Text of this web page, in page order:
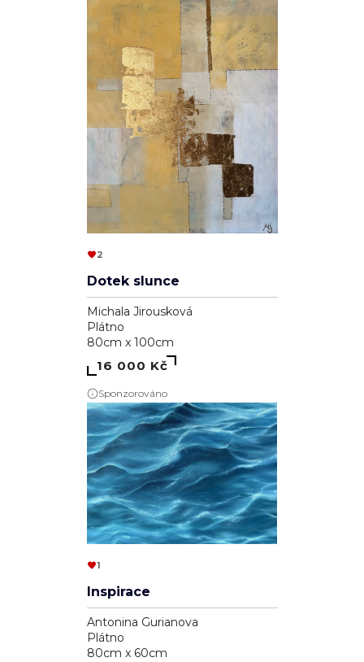
2
Dotek slunce
Michala Jirousková
Plátno
80cm x 100cm
16 000 Kč
Sponzorováno
1
Inspirace
Antonina Gurianova
Plátno
80cm x 60cm